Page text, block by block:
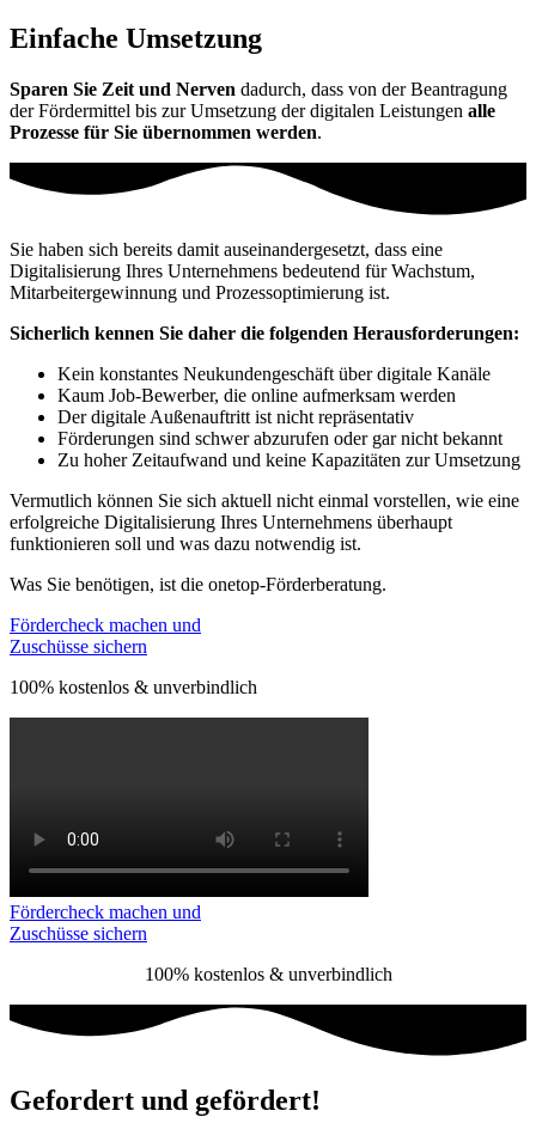
Einfache Umsetzung
Sparen Sie Zeit und Nerven dadurch, dass von der Beantragung
der Fördermittel bis zur Umsetzung der digitalen Leistungen alle
Prozesse für Sie übernommen werden.
Sie haben sich bereits damit auseinandergesetzt, dass eine
Digitalisierung Ihres Unternehmens bedeutend für Wachstum,
Mitarbeitergewinnung und Prozessoptimierung ist.
Sicherlich kennen Sie daher die folgenden Herausforderungen:
Kein konstantes Neukundengeschäft über digitale Kanäle
Kaum Job-Bewerber, die online aufmerksam werden
Der digitale Außenauftritt ist nicht repräsentativ
Förderungen sind schwer abzurufen oder gar nicht bekannt
Zu hoher Zeitaufwand und keine Kapazitäten zur Umsetzung
Vermutlich können Sie sich aktuell nicht einmal vorstellen, wie eine
erfolgreiche Digitalisierung Ihres Unternehmens überhaupt
funktionieren soll und was dazu notwendig ist.
Was Sie benötigen, ist die onetop-Förderberatung.
Fördercheck machen und
Zuschüsse sichern
100% kostenlos & unverbindlich
Fördercheck machen und
Zuschüsse sichern
100% kostenlos & unverbindlich
Gefordert und gefördert!